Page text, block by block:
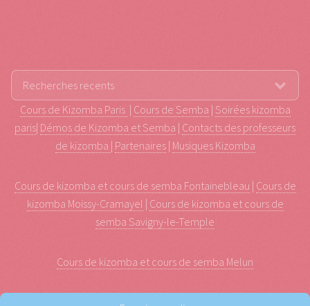
Cours de Kizomba Paris | Cours de Semba | Soirées kizomba
paris| Démos de Kizomba et Semba | Contacts des professeurs
de kizomba | Partenaires| Musiques Kizomba
Cours de kizomba et cours de semba Fontainebleau | Cours de
kizomba Moissy-Cramayel | Cours de kizomba et cours de
semba Savigny-le-Temple
Cours de kizomba et cours de semba Melun